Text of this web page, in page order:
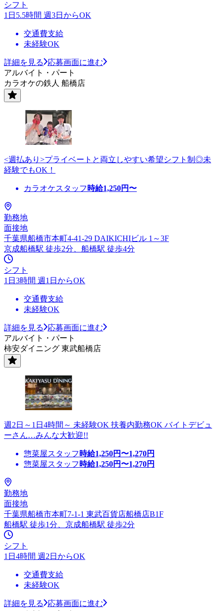
シフト
1日5.5時間 週3日からOK
交通費支給
未経験OK
詳細を見る
応募画面に進む
アルバイト・パート
カラオケの鉄人 船橋店
<週払あり>プライベートと両立しやすい希望シフト制◎未
経験でもOK！
カラオケスタッフ 時給1,250円〜
勤務地
面接地
千葉県船橋市本町4-41-29 DAIKICHIビル 1～3F
京成船橋駅 徒歩2分、船橋駅 徒歩4分
シフト
1日3時間 週1日からOK
交通費支給
未経験OK
詳細を見る
応募画面に進む
アルバイト・パート
柿安ダイニング 東武船橋店
週2日～1日4時間～ 未経験OK 扶養内勤務OK バイトデビュ
ーさん…みんな大歓迎!!
惣菜屋スタッフ 時給1,250円〜1,270円
惣菜屋スタッフ 時給1,250円〜1,270円
勤務地
面接地
千葉県船橋市本町7-1-1 東武百貨店船橋店B1F
船橋駅 徒歩1分、京成船橋駅 徒歩2分
シフト
1日4時間 週2日からOK
交通費支給
未経験OK
詳細を見る
応募画面に進む